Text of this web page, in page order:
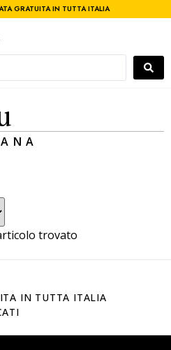
GRATUITA IN TUTTA ITALIA
trovato
IN TUTTA ITALIA